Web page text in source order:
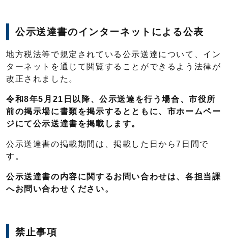
公示送達書のインターネットによる公表
地方税法等で規定されている公示送達について、イン
ターネットを通じて閲覧することができるよう法律が
改正されました。
令和8年5月21日以降、公示送達を行う場合、市役所
前の掲示場に書類を掲示するとともに、市ホームペー
ジにて公示送達書を掲載します。
公示送達書の掲載期間は、掲載した日から7日間で
す。
公示送達書の内容に関するお問い合わせは、各担当課
へお問い合わせください。
禁止事項